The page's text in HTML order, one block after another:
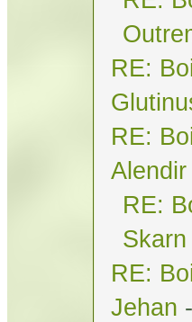
RE:
RE:
Alendir
RE:
Skarn
RE:
Jehan